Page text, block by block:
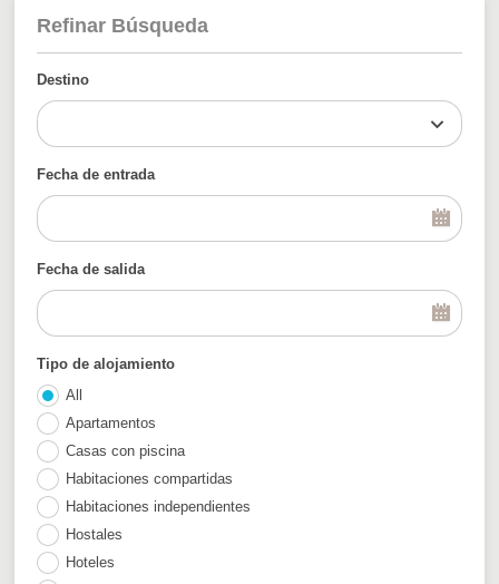
Refinar Búsqueda
Tipo de alojamiento
All
Apartamentos
Casas con piscina
Habitaciones compartidas
Habitaciones independientes
Hostales
Hoteles
Destino
Fecha de entrada
Fecha de salida